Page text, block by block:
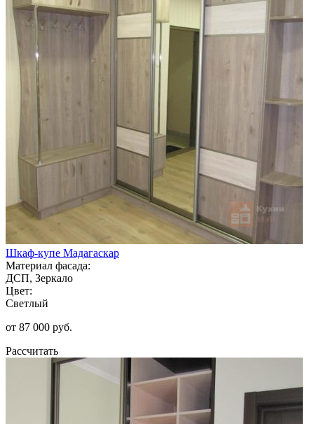
Шкаф-купе Мадагаскар
Материал фасада:
ДСП, Зеркало
Цвет:
Светлый
от 87 000 руб.
Рассчитать